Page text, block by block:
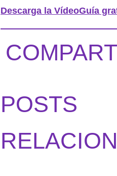
Descarga la VídeoGuía
POSTS